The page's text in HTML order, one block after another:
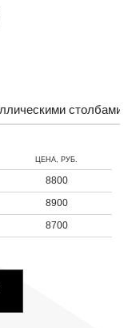
столбами в
ЦЕНА, РУБ.
8800
8900
8700